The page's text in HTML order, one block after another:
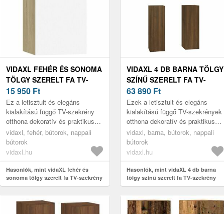
VIDAXL FEHÉR ÉS SONOMA
TÖLGY SZERELT FA TV-
SZEKRÉNY 30, 5 X 30 X 60
CM
15 950 Ft
Ez a letisztult és elegáns
kialakítású függő TV-szekrény
otthona dekoratív és praktikus
kiegészítője lesz.
vidaxl, fehér, bútorok, nappali
bútorok
vidaxl.hu
Hasonlók, mint vidaXL fehér és
sonoma tölgy szerelt fa TV-szekrény
30, 5 x 30 x 60 cm
VIDAXL 4 DB BARNA TÖLGY
SZÍNŰ SZERELT FA TV-
SZEKRÉNY 30, 5 X 30 X 90
CM
63 890 Ft
Ezek a letisztult és elegáns
kialakítású függő TV-szekrények
otthona dekoratív és praktikus
kiegészítői lesznek.
vidaxl, barna, bútorok, nappali
bútorok
vidaxl.hu
Hasonlók, mint vidaXL 4 db barna
tölgy színű szerelt fa TV-szekrény
30, 5 x 30 x 90 cm